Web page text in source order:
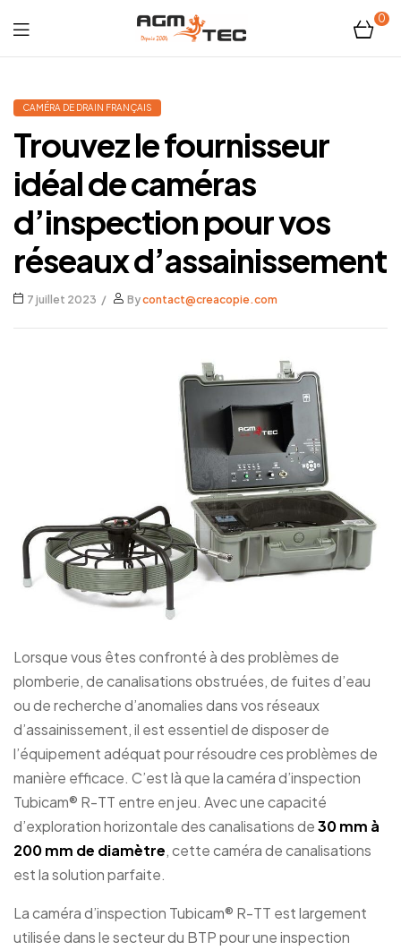
Tubicam®
XL
–
Caméra
d'inspection
Ø50
mm
0
CAMÉRA DE DRAIN FRANÇAIS
Trouvez le fournisseur
idéal de caméras
d’inspection pour vos
réseaux d’assainissement
7 juillet 2023 Bycontact@creacopie.com
Lorsque vous êtes confronté à des problèmes de
plomberie, de canalisations obstruées, de fuites d’eau
ou de recherche d’anomalies dans vos réseaux
d’assainissement, il est essentiel de disposer de
l’équipement adéquat pour résoudre ces problèmes de
manière efficace. C’est là que la caméra d’inspection
Tubicam® R-TT entre en jeu. Avec une capacité
d’exploration horizontale des canalisations de30 mm à
200 mm de diamètre, cette caméra de canalisations
est la solution parfaite.
La caméra d’inspection Tubicam® R-TT est largement
utilisée dans le secteur du BTP pour une inspection